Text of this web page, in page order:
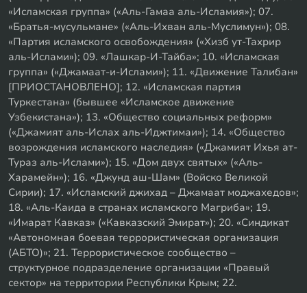
«Исламская группа» («Аль-Гамаа аль-Исламия»); 07.
«Братья-мусульмане» («Аль-Ихван аль-Муслимун»); 08.
«Партия исламского освобождения» («Хизб ут-Тахрир
аль-Ислами»); 09. «Лашкар-И-Тайба»; 10. «Исламская
группа» («Джамаат-и-Ислами»); 11. «Движение Талибан»
[ПРИОСТАНОВЛЕНО]; 12. «Исламская партия
Туркестана» (бывшее «Исламское движение
Узбекистана»); 13. «Общество социальных реформ»
(«Джамият аль-Ислах аль-Иджтимаи»); 14. «Общество
возрождения исламского наследия» («Джамият Ихья ат-
Тураз аль-Ислами»); 15. «Дом двух святых» («Аль-
Харамейн»); 16. «Джунд аш-Шам» (Войско Великой
Сирии); 17. «Исламский джихад – Джамаат моджахедов»;
18. «Аль-Каида в странах исламского Магриба»; 19.
«Имарат Кавказ» («Кавказский Эмират»); 20. «Синдикат
«Автономная боевая террористическая организация
(АБТО)»; 21. Террористическое сообщество –
структурное подразделение организации «Правый
сектор» на территории Республики Крым; 22.